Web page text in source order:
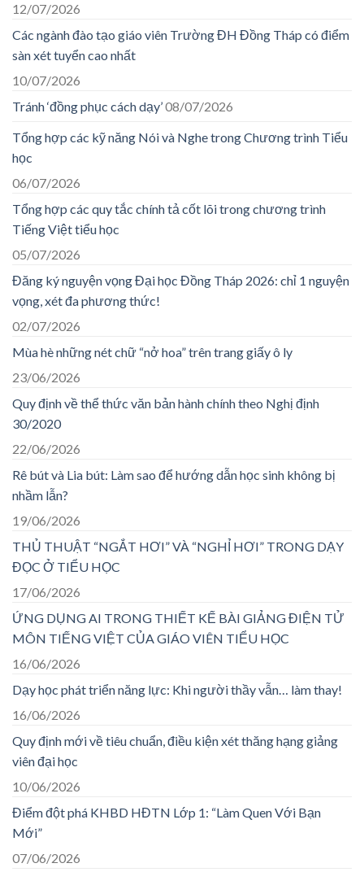
12/07/2026
Các ngành đào tạo giáo viên Trường ĐH Đồng Tháp có điểm
sàn xét tuyển cao nhất
10/07/2026
Tránh ‘đồng phục cách dạy’08/07/2026
Tổng hợp các kỹ năng Nói và Nghe trong Chương trình Tiểu
học
06/07/2026
Tổng hợp các quy tắc chính tả cốt lõi trong chương trình
Tiếng Việt tiểu học
05/07/2026
Đăng ký nguyện vọng Đại học Đồng Tháp 2026: chỉ 1 nguyện
vọng, xét đa phương thức!
02/07/2026
Mùa hè những nét chữ “nở hoa” trên trang giấy ô ly
23/06/2026
Quy định về thể thức văn bản hành chính theo Nghị định
30/2020
22/06/2026
Rê bút và Lia bút: Làm sao để hướng dẫn học sinh không bị
nhầm lẫn?
19/06/2026
THỦ THUẬT “NGẮT HƠI” VÀ “NGHỈ HƠI” TRONG DẠY
ĐỌC Ở TIỂU HỌC
17/06/2026
ỨNG DỤNG AI TRONG THIẾT KẾ BÀI GIẢNG ĐIỆN TỬ
MÔN TIẾNG VIỆT CỦA GIÁO VIÊN TIỂU HỌC
16/06/2026
Dạy học phát triển năng lực: Khi người thầy vẫn… làm thay!
16/06/2026
Quy định mới về tiêu chuẩn, điều kiện xét thăng hạng giảng
viên đại học
10/06/2026
Điểm đột phá KHBD HĐTN Lớp 1: “Làm Quen Với Bạn
Mới”
07/06/2026